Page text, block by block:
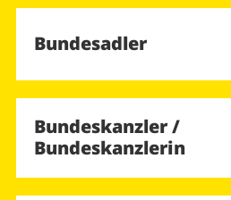
Bundesadler
Bundeskanzler /
Bundeskanzlerin